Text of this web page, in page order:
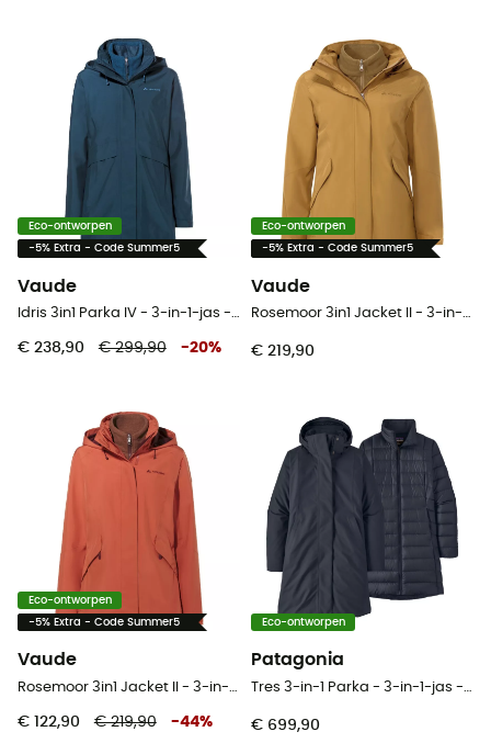
Eco-ontworpen
-5% Extra - Code Summer5
Vaude
Idris 3in1 Parka IV - 3-in-1-jas - Dames
€ 238,90 € 299,90 -20%
Eco-ontworpen
-5% Extra - Code Summer5
Vaude
Rosemoor 3in1 Jacket II - 3-in-1-jas - Dames
€ 219,90
Eco-ontworpen
-5% Extra - Code Summer5
Vaude
Rosemoor 3in1 Jacket II - 3-in-1-jas - Dames
€ 122,90 € 219,90 -44%
Eco-ontworpen
Patagonia
Tres 3-in-1 Parka - 3-in-1-jas - Dames
€ 699,90